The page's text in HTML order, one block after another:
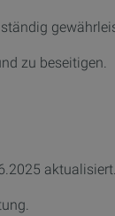
zu beseitigen.
aktualisiert.